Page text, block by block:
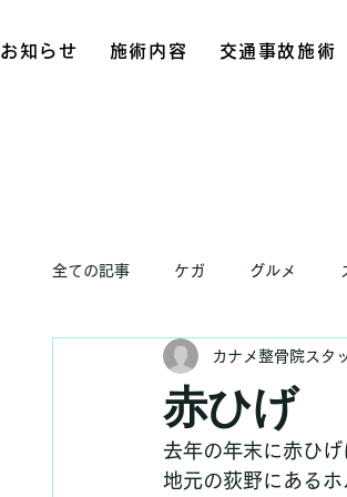
お知らせ 施術内容 交通事故施術
全ての記事 ケガ グルメ
赤ひげ
カナメ整骨院スタ
去年の年末に赤ひ
地元の荻野にある